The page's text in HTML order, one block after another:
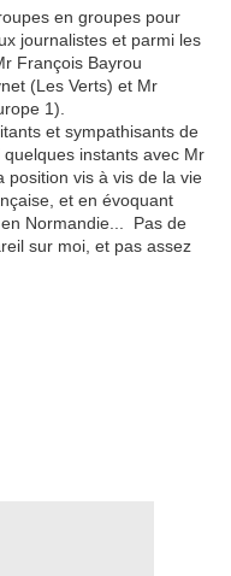
en groupes pour
journalistes et parmi les
François Bayrou
(Les Verts) et Mr
1).
et sympathisants de
instants avec Mr
position vis à vis de la vie
et en évoquant
Normandie... Pas de
sur moi, et pas assez